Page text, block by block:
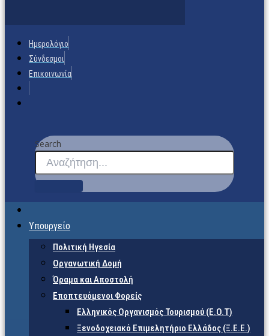
Ημερολόγιο
Σύνδεσμοι
Επικοινωνία
Search
Υπουργείο
Πολιτική Ηγεσία
Οργανωτική Δομή
Όραμα και Αποστολή
Εποπτευόμενοι Φορείς
Eλληνικός Οργανισμός Τουρισμού (Ε.Ο.Τ)
Ξενοδοχειακό Επιμελητήριο Ελλάδος (Ξ.Ε.Ε.)